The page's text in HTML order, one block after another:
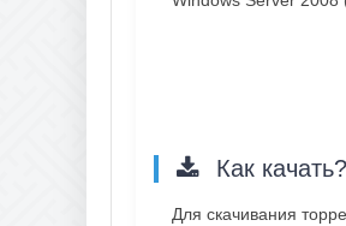
Как качать?
Для скачивания